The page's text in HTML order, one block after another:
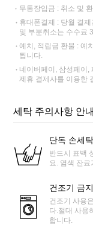
무통장입금 : 취소 및
휴대폰결제 : 당월 결
및 부분취소는 수수료
예치, 적립금 환불 : 예
됩니다.
네이버페이, 삼성페이,
제휴 결제사를 이용한
세탁 주의사항 안내
단독 손세탁
반드시 표백
요. 염색 잔
건조기 금지
건조기 사용
다.절대 사용
합니다.